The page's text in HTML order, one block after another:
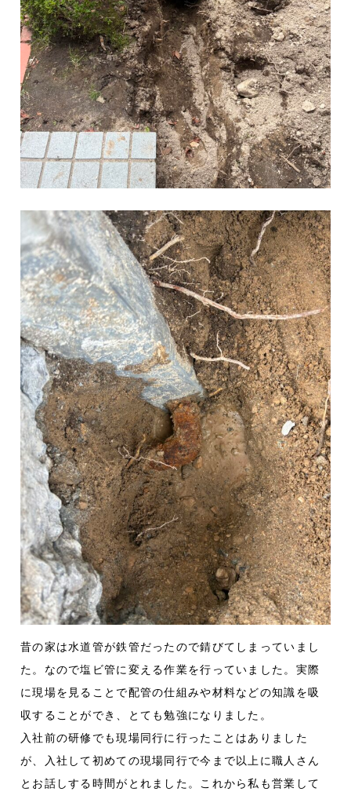
昔の家は水道管が鉄管だったので錆びてしまっていまし
た。なので塩ビ管に変える作業を行っていました。実際
に現場を見ることで配管の仕組みや材料などの知識を吸
収することができ、とても勉強になりました。
入社前の研修でも現場同行に行ったことはありました
が、入社して初めての現場同行で今まで以上に職人さん
とお話しする時間がとれました。これから私も営業して